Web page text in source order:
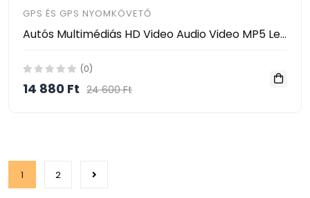
GPS ÉS GPS NYOMKÖVETŐ
Autós Multimédiás HD Video Audio Video MP5 Lejátszó távirányítóval 4x45W 4052AI
(0)
14 880 Ft 24 600 Ft
1 2